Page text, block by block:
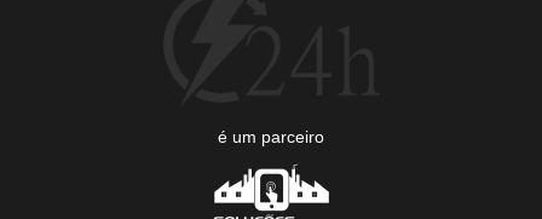
é um parceiro